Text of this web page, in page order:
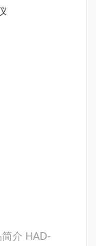
介 HAD-